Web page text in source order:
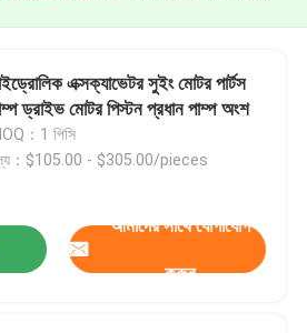
এক্সক্যাভেটর সুইং মোটর পার্টস
ড্রাইভ মোটর পিস্টন প্রধান পাম্প অংশ
：1 পিসি
：$105.00 - $305.00/pieces
আমাদের সাথে যোগাযোগ
করুন